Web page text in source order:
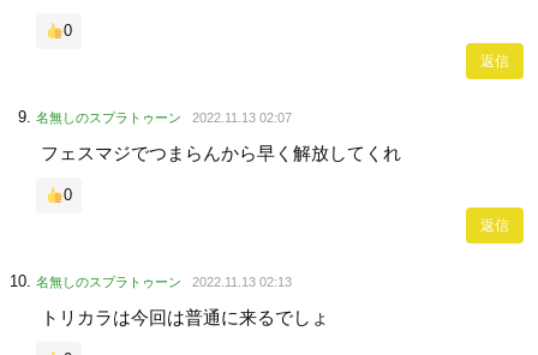
0
返信
名無しのスプラトゥーン 2022.11.13 02:07
フェスマジでつまらんから早く解放してくれ
0
返信
名無しのスプラトゥーン 2022.11.13 02:13
トリカラは今回は普通に来るでしょ